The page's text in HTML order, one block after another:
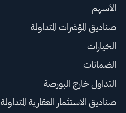
الأسهم
صناديق المؤشرات المتداولة
الخيارات
الضمانات
التداول خارج البورصة
صناديق الاستثمار العقارية المتداولة